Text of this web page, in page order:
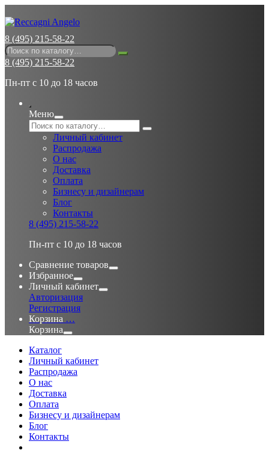
8 (495) 215-58-22
8 (495) 215-58-22
Пн-пт с 10 до 18 часов
Меню
Личный кабинет
Распродажа
О нас
Доставка
Оплата
Бизнесу и дизайнерам
Блог
Контакты
8 (495) 215-58-22
Пн-пт с 10 до 18 часов
Сравнение товаров
Избранное
Личный кабинет
Авторизация
Регистрация
Корзина …
Корзина
Каталог
Личный кабинет
Распродажа
О нас
Доставка
Оплата
Бизнесу и дизайнерам
Блог
Контакты